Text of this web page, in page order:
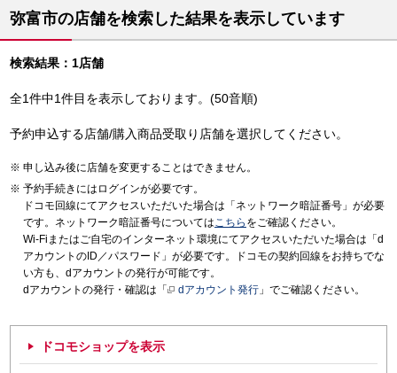
弥富市の店舗を検索した結果を表示しています
検索結果：1店舗
全1件中1件目を表示しております。(50音順)
予約申込する店舗/購入商品受取り店舗を選択してください。
申し込み後に店舗を変更することはできません。
予約手続きにはログインが必要です。
ドコモ回線にてアクセスいただいた場合は「ネットワーク暗証番号」が必要
です。ネットワーク暗証番号についてはこちら をご確認ください。
Wi-Fiまたはご自宅のインターネット環境にてアクセスいただいた場合は「d
アカウントのID／パスワード」が必要です。ドコモの契約回線をお持ちでな
い方も、dアカウントの発行が可能です。
dアカウントの発行・確認は「
dアカウント発行 」でご確認ください。
ドコモショップを表示